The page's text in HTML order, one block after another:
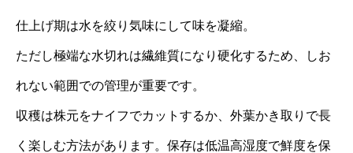
仕上げ期は水を絞り気味にして味を凝縮。
ただし極端な水切れは繊維質になり硬化するため、しお
れない範囲での管理が重要です。
収穫は株元をナイフでカットするか、外葉かき取りで長
く楽しむ方法があります。保存は低温高湿度で鮮度を保